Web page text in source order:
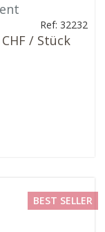
Ref: 32232
CHF / Stück
BEST SELLER